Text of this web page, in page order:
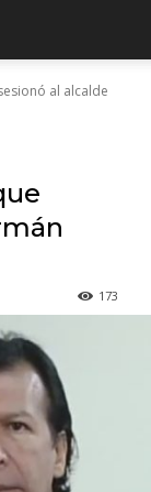
al alcalde
173